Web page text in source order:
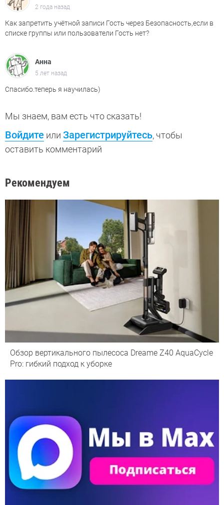
2 года назад
Как запретить учётной записи Гость через Безопасность,если в
списке группы или пользователи Гость нет?
Анна
5 лет назад
Спасибо.теперь я научилась)
Мы знаем, вам есть что сказать!
Войдите или Зарегистрируйтесь, чтобы
оставить комментарий
Рекомендуем
Обзор вертикального пылесоса Dreame Z40 AquaCycle
Pro: гибкий подход к уборке